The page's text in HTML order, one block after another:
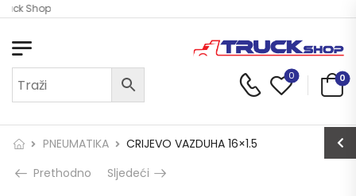
Shop
0 0
PNEUMATIKA
CRIJEVO VAZDUHA 16×1.5
Prethodno
Sljedeći